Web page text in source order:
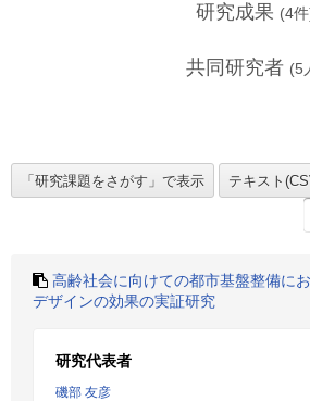
研究成果 (4
共同研究者 (5
高齢社会に向けての都市基盤整備に
デザインの効果の実証研究
研究代表者
磯部 友彦